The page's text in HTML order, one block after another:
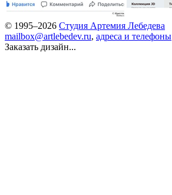
© 1995–2026 Студия Артемия Лебедева
mailbox@artlebedev.ru, адреса и телефоны
Заказать дизайн...